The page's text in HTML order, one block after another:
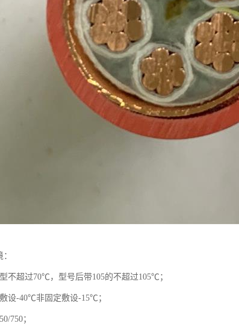
不超过70℃，型号后带105的不超过105℃；
设-40℃非固定敷设-15℃；
750；